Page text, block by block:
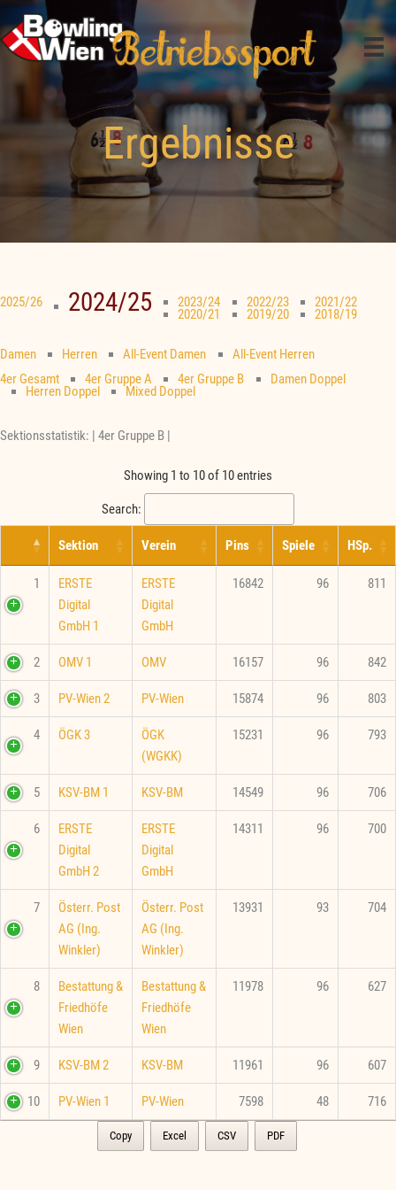
Zum
Inhalt
springen
Ergebnisse
2025/26 2024/25 2023/24 2022/23 2021/22
2020/21 2019/20 2018/19
Damen Herren All-Event Damen
All-Event Herren
4er Gesamt
4er Gruppe A 4er Gruppe B Damen Doppel
Herren Doppel Mixed Doppel
Sektionsstatistik: | 4er Gruppe B |
Showing 1 to 10 of 10 entries
Search:
Sektion Verein Pins Spiele HSp.
1
ERSTE
Digital
GmbH 1
ERSTE
Digital
GmbH
16842 96 811
2 OMV 1 OMV 16157 96 842
3 PV-Wien 2 PV-Wien 15874 96 803
4 ÖGK 3
ÖGK
(WGKK)
15231 96 793
5 KSV-BM 1 KSV-BM 14549 96 706
6
ERSTE
Digital
GmbH 2
ERSTE
Digital
GmbH
14311 96 700
7
Österr. Post
AG (Ing.
Winkler)
Österr. Post
AG (Ing.
Winkler)
13931 93 704
8
Bestattung &
Friedhöfe
Wien
Bestattung &
Friedhöfe
Wien
11978 96 627
9 KSV-BM 2 KSV-BM 11961 96 607
10 PV-Wien 1 PV-Wien 7598 48 716
Copy Excel CSV PDF